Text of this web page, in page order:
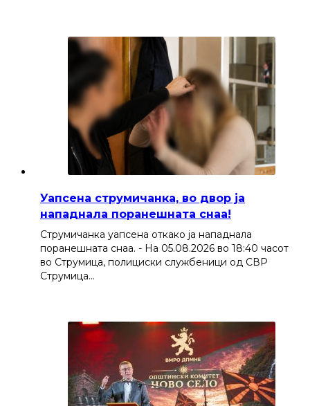
Уапсена струмичанка, во двор ја
нападнала поранешната снаа!
Струмичанка уапсена откако ја нападнала
поранешната снаа. - На 05.08.2026 во 18:40 часот
во Струмица, полициски службеници од СВР
Струмица…